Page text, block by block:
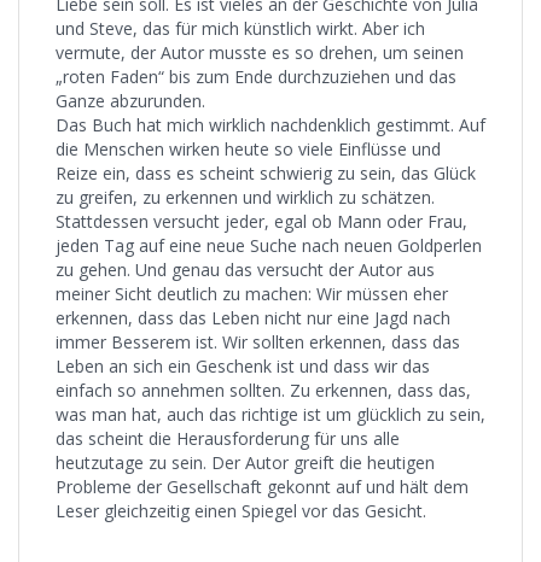
und Steve, das für mich künstlich wirkt. Aber ich
vermute, der Autor musste es so drehen, um seinen
„roten Faden“ bis zum Ende durchzuziehen und das
Ganze abzurunden.
Das Buch hat mich wirklich nachdenklich gestimmt. Auf
die Menschen wirken heute so viele Einflüsse und
Reize ein, dass es scheint schwierig zu sein, das Glück
zu greifen, zu erkennen und wirklich zu schätzen.
Stattdessen versucht jeder, egal ob Mann oder Frau,
jeden Tag auf eine neue Suche nach neuen Goldperlen
zu gehen. Und genau das versucht der Autor aus
meiner Sicht deutlich zu machen: Wir müssen eher
erkennen, dass das Leben nicht nur eine Jagd nach
immer Besserem ist. Wir sollten erkennen, dass das
Leben an sich ein Geschenk ist und dass wir das
einfach so annehmen sollten. Zu erkennen, dass das,
was man hat, auch das richtige ist um glücklich zu sein,
das scheint die Herausforderung für uns alle
heutzutage zu sein. Der Autor greift die heutigen
Probleme der Gesellschaft gekonnt auf und hält dem
Leser gleichzeitig einen Spiegel vor das Gesicht.